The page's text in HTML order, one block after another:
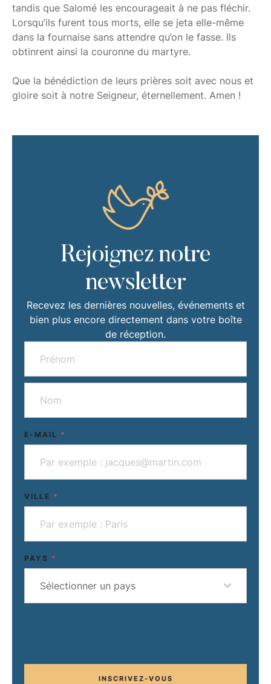
tandis que Salomé les encourageait à ne pas fléchir.
Lorsqu’ils furent tous morts, elle se jeta elle-même
dans la fournaise sans attendre qu’on le fasse. Ils
obtinrent ainsi la couronne du martyre.
Que la bénédiction de leurs prières soit avec nous et
gloire soit à notre Seigneur, éternellement. Amen !
Rejoignez notre
newsletter
Recevez les dernières nouvelles, événements et
bien plus encore directement dans votre boîte
de réception.
E-MAIL *
VILLE *
PAYS *
Sélectionner un pays
INSCRIVEZ-VOUS